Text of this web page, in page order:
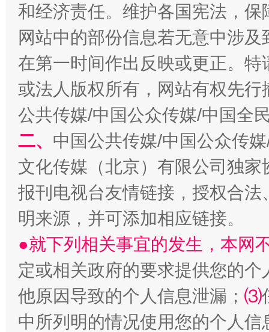
“刷贴”乱象丛生
生
揭批美国五大"原罪" "炒
和经济责任。维护各国宪法，
网站中的部份信息若无意中涉
在第一时间作出反映或更正。
或法人版权所有，网站有权先
公共传媒/中国公众传媒/中国全
二、 中国公共传媒/中国公众传
文化传媒（北京）有限公司独
报刊电视台友情链接，授权合
明来源，并可添加相应链接。
●就下列相关事宜的发生，本网
定或相关政府的要求提供您的个
他原因导致的个人信息泄漏； ⑶
中所列明的情况使用您的个人